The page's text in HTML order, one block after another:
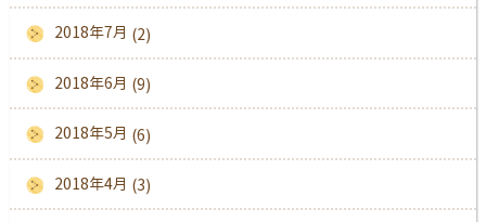
2018年7月 (2)
2018年6月 (9)
2018年5月 (6)
2018年4月 (3)